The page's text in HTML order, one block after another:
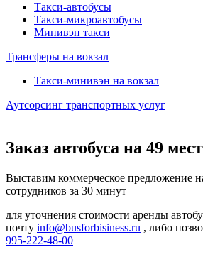
Такси-автобусы
Такси-микроавтобусы
Минивэн такси
Трансферы на вокзал
Такси-минивэн на вокзал
Аутсорсинг транспортных услуг
Заказ автобуса на 49 мест
Выставим коммерческое предложение
сотрудников за 30 минут
для уточнения стоимости аренды
почту info@busforbisiness.ru , либо
995-222-48-00